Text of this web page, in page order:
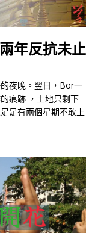
年反抗未止
夜晚。翌日，Bor一
痕跡 ，土地只剩下
足有兩個星期不敢上